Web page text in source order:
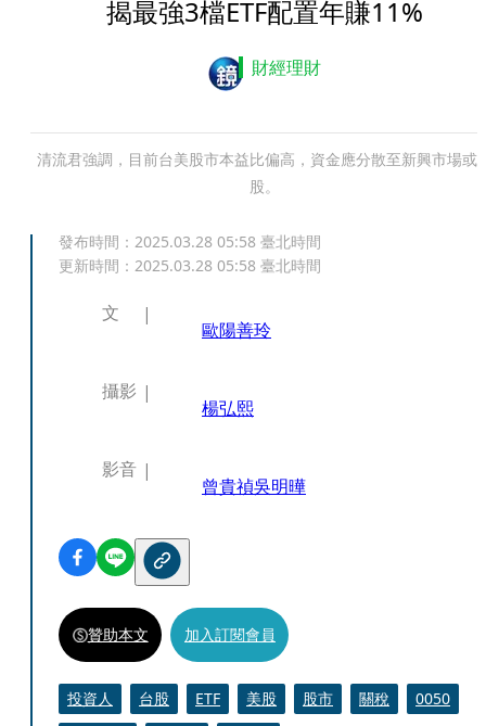
揭最強3檔ETF配置年賺11%
財經理財
清流君強調，目前台美股市本益比偏高，資金應分散至新興市場或
股。
發布時間： 2025.03.28 05:58 臺北時間
更新時間： 2025.03.28 05:58 臺北時間
文
歐陽善玲
攝影
楊弘熙
影音
曾貴禎吳明曄
贊助本文 加入訂閱會員
投資人 台股 ETF 美股 股市 關稅
0050